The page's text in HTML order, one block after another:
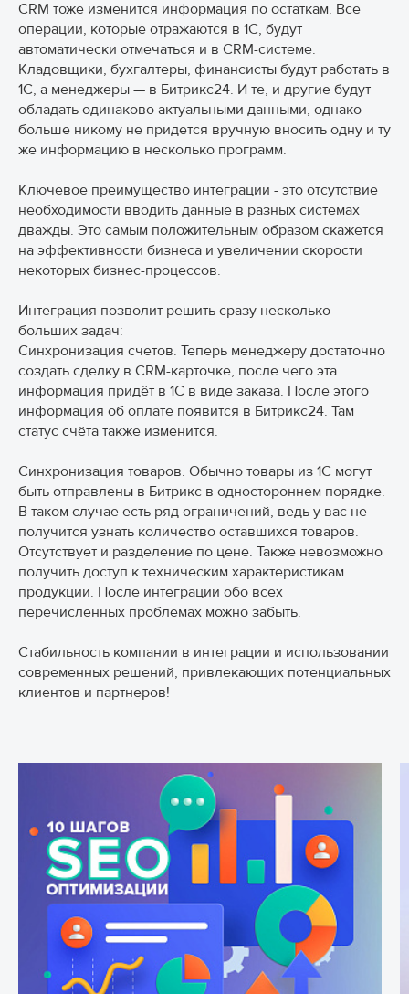
CRM тоже изменится информация по остаткам. Все
операции, которые отражаются в 1С, будут
автоматически отмечаться и в CRM-системе.
Кладовщики, бухгалтеры, финансисты будут работать в
1С, а менеджеры — в Битрикс24. И те, и другие будут
обладать одинаково актуальными данными, однако
больше никому не придется вручную вносить одну и ту
же информацию в несколько программ.
Ключевое преимущество интеграции - это отсутствие
необходимости вводить данные в разных системах
дважды. Это самым положительным образом скажется
на эффективности бизнеса и увеличении скорости
некоторых бизнес-процессов.
Интеграция позволит решить сразу несколько
больших задач:
Синхронизация счетов. Теперь менеджеру достаточно
создать сделку в CRM-карточке, после чего эта
информация придёт в 1С в виде заказа. После этого
информация об оплате появится в Битрикс24. Там
статус счёта также изменится.
Синхронизация товаров. Обычно товары из 1С могут
быть отправлены в Битрикс в одностороннем порядке.
В таком случае есть ряд ограничений, ведь у вас не
получится узнать количество оставшихся товаров.
Отсутствует и разделение по цене. Также невозможно
получить доступ к техническим характеристикам
продукции. После интеграции обо всех
перечисленных проблемах можно забыть.
Стабильность компании в интеграции и использовании
современных решений, привлекающих потенциальных
клиентов и партнеров!
Хочу доверить свой
проект вашей команде
Опишите задачу
Ваше имя
Ваш e-mail или телефон
Прикрепить файл
xlsx.
Отправить письмо
Отозваться на вакансию
Опишите своё желание
Ваше имя
Ваш e-mail или телефон
Прикрепить файл
Размер файла не может превышать 20 Мб.
Отправить письмо
Правилами использования сайта